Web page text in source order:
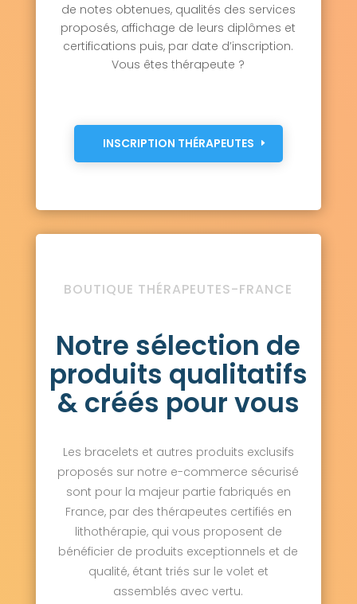
de notes obtenues, qualités des services
proposés, affichage de leurs diplômes et
certifications puis, par date d’inscription.
Vous êtes thérapeute ?
INSCRIPTION THÉRAPEUTES
BOUTIQUE THÉRAPEUTES-FRANCE
Notre sélection de
produits qualitatifs
& créés pour vous
Les bracelets et autres produits exclusifs
proposés sur notre e-commerce sécurisé
sont pour la majeur partie fabriqués en
France, par des thérapeutes certifiés en
lithothérapie, qui vous proposent de
bénéficier de produits exceptionnels et de
qualité, étant triés sur le volet et
assemblés avec vertu.